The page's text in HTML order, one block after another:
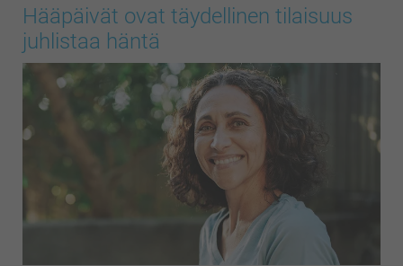
Hääpäivät ovat täydellinen tilaisuus
juhlistaa häntä